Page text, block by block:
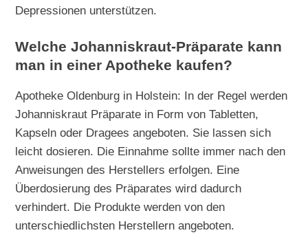
Depressionen unterstützen.
Welche Johanniskraut-Präparate kann
man in einer Apotheke kaufen?
Apotheke Oldenburg in Holstein: In der Regel werden
Johanniskraut Präparate in Form von Tabletten,
Kapseln oder Dragees angeboten. Sie lassen sich
leicht dosieren. Die Einnahme sollte immer nach den
Anweisungen des Herstellers erfolgen. Eine
Überdosierung des Präparates wird dadurch
verhindert. Die Produkte werden von den
unterschiedlichsten Herstellern angeboten.